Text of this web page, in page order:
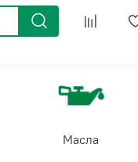
Масла